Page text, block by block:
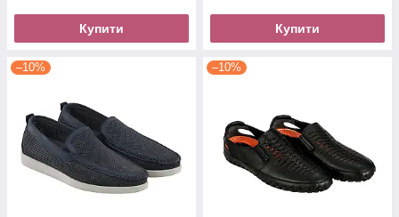
Купити Купити
–10% –10%